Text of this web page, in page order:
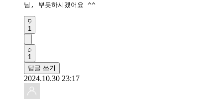
님, 뿌듯하시겠어요 ^^
1
1
답글 쓰기
2024.10.30 23:17